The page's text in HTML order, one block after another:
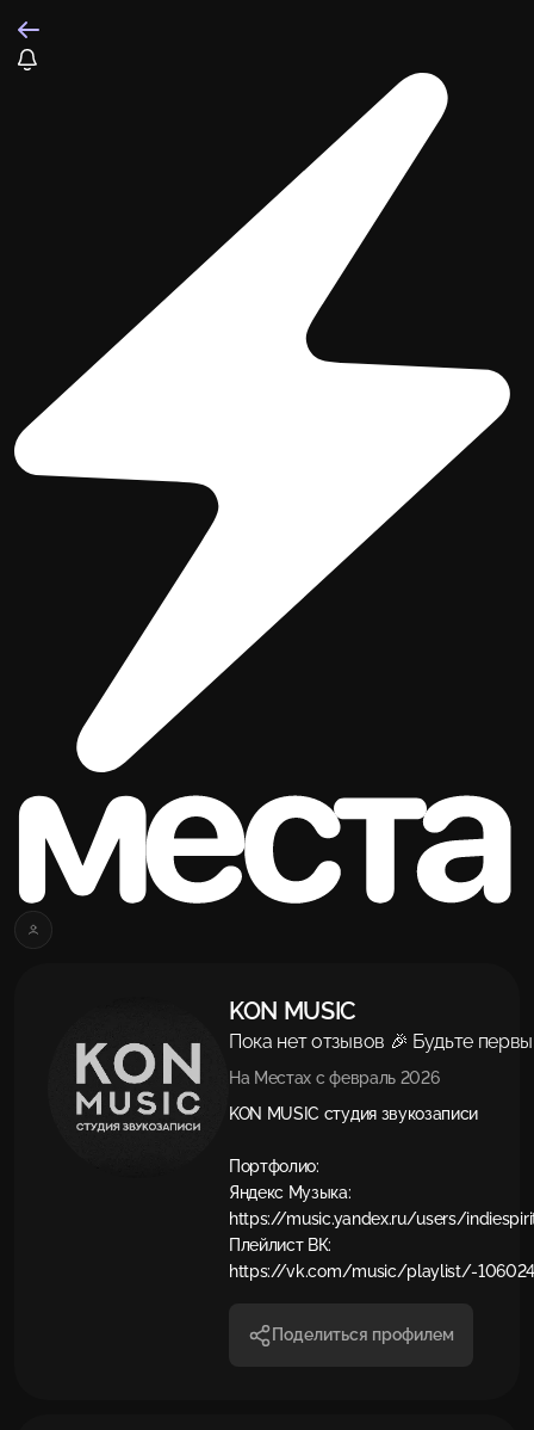
KON MUSIC
Пока нет отзывов 🎉 Будьте
На Местах с февраль 2026
KON MUSIC студия звукозаписи
Портфолио:
Яндекс Музыка:
https://music.yandex.ru/users/
Плейлист ВК:
https://vk.com/music/playlist/-
Поделиться профилем